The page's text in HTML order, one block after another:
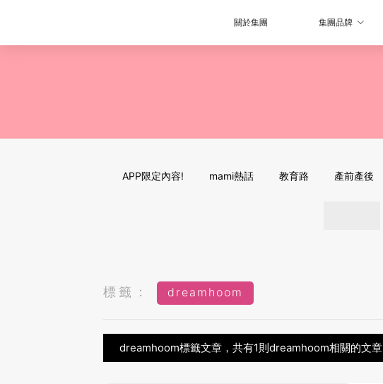
關於集團 集團品牌
APP限定內容! mami熱話 教育路 產前產後
標籤： dreamhoom
dreamhoom標籤文章，共有1則dreamhoom相關的文章